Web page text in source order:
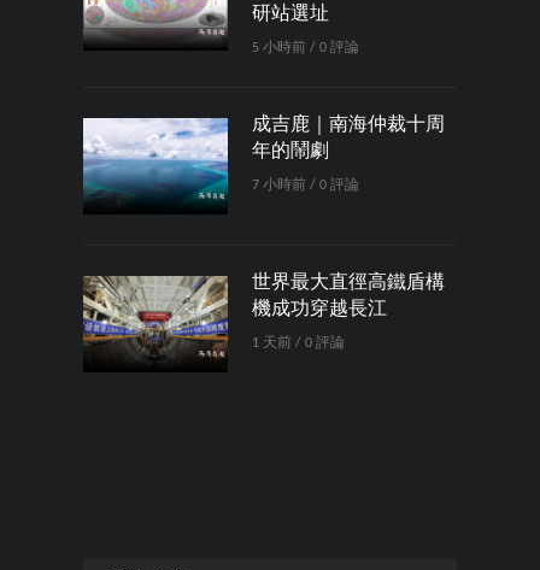
研站選址
5 小時前 / 0 評論
成吉鹿｜南海仲裁十周
年的鬧劇
7 小時前 / 0 評論
世界最大直徑高鐵盾構
機成功穿越長江
1 天前 / 0 評論